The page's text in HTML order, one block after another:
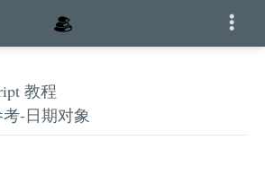
教程
考-日期对象